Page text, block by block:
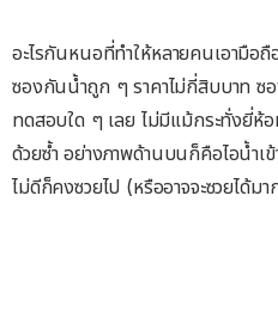
อะไรกันหนอที่ทำให้หลายคนเอามือ
ซองกันน้ำถูก ๆ ราคาไม่กี่สิบบาท ซ
ทดสอบใด ๆ เลย ไม่มีแม้กระทั่งยี่ห้
ด้วยซ้ำ อย่างภาพด้านบนก็คือไอน้ำเ
ไม่ดีก็คงซวยไป (หรืออาจจะซวยได้มา